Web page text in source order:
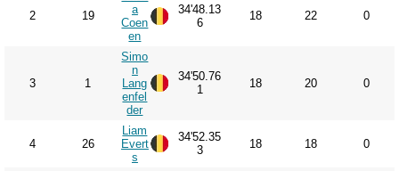
2 19
a
Coen
en
34'48.13
6
18 22 0
3 1
Simo
n
Lang
enfel
der
34'50.76
1
18 20 0
4 26
Liam
Evert
s
34'52.35
3
18 18 0